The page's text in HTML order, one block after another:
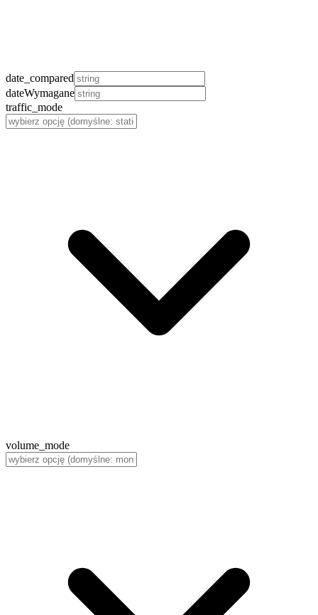
date_compared
dateWymagane
traffic_mode
volume_mode